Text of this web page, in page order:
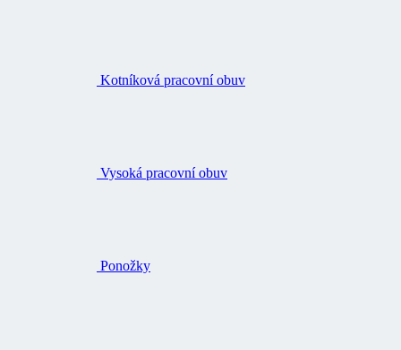
Kotníková pracovní obuv
Vysoká pracovní obuv
Ponožky